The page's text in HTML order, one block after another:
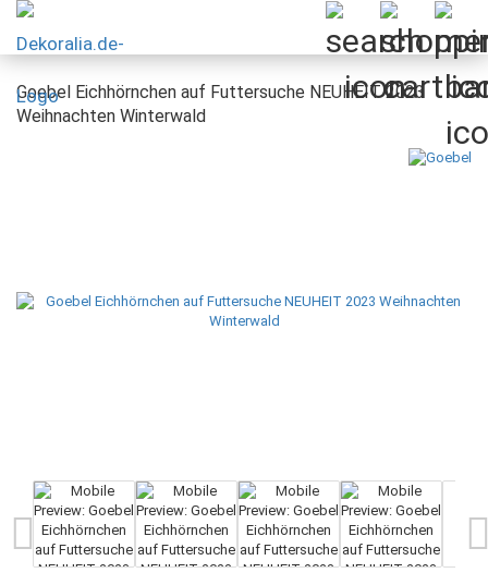
Goebel Eichhörnchen auf Futtersuche NEUHEIT 2023
Weihnachten Winterwald